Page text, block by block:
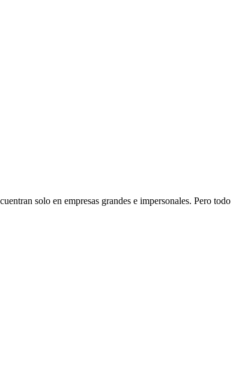
solo en empresas grandes e impersonales. Pero todo